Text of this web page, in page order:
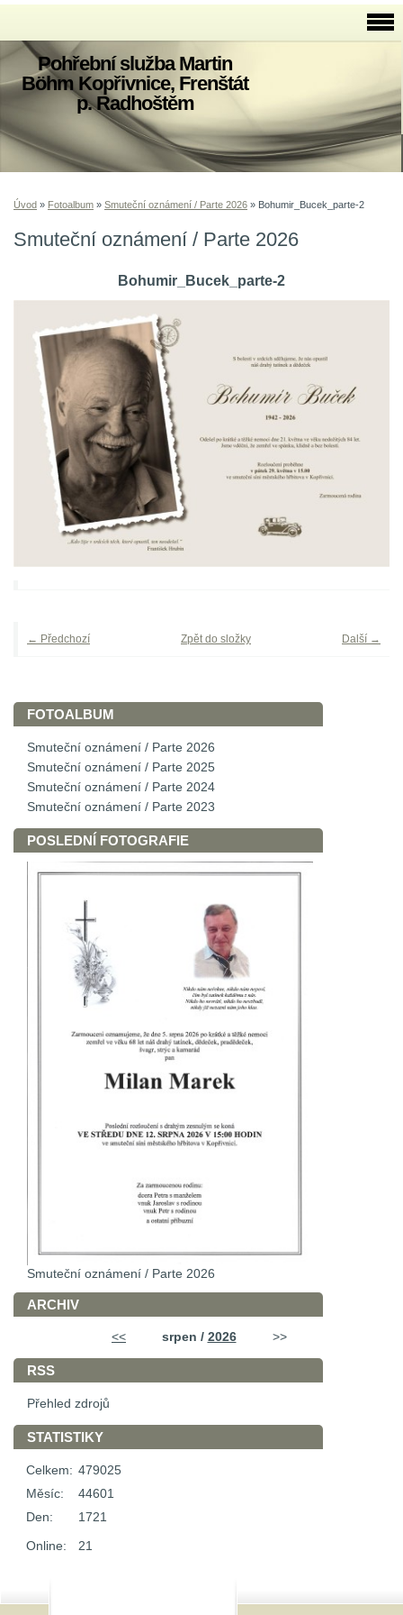
Pohřební služba Martin
Böhm Kopřivnice, Frenštát
p. Radhoštěm
Úvod » Fotoalbum » Smuteční oznámení / Parte 2026 » Bohumir_Bucek_parte-2
Smuteční oznámení / Parte 2026
Bohumir_Bucek_parte-2
← Předchozí Další →
Zpět do složky
FOTOALBUM
Smuteční oznámení / Parte 2026
Smuteční oznámení / Parte 2025
Smuteční oznámení / Parte 2024
Smuteční oznámení / Parte 2023
POSLEDNÍ FOTOGRAFIE
Smuteční oznámení / Parte 2026
ARCHIV
<< srpen / 2026 >>
RSS
Přehled zdrojů
STATISTIKY
Online: 21
Celkem: 479025
Měsíc:
44601
Den:
1721